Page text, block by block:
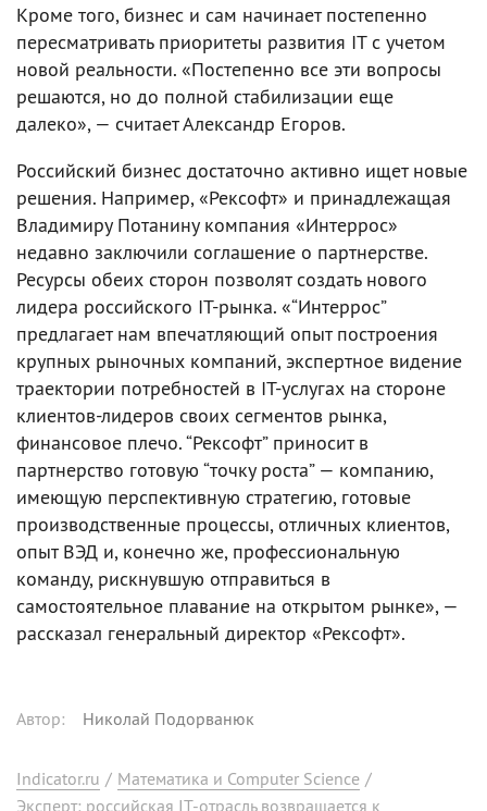
Кроме того, бизнес и сам начинает постепенно
пересматривать приоритеты развития IT с учетом
новой реальности. «Постепенно все эти вопросы
решаются, но до полной стабилизации еще
далеко», — считает Александр Егоров.
Российский бизнес достаточно активно ищет новые
решения. Например, «Рексофт» и принадлежащая
Владимиру Потанину компания «Интеррос»
недавно заключили соглашение о партнерстве.
Ресурсы обеих сторон позволят создать нового
лидера российского IT-рынка. «“Интеррос”
предлагает нам впечатляющий опыт построения
крупных рыночных компаний, экспертное видение
траектории потребностей в IT-услугах на стороне
клиентов-лидеров своих сегментов рынка,
финансовое плечо. “Рексофт” приносит в
партнерство готовую “точку роста” — компанию,
имеющую перспективную стратегию, готовые
производственные процессы, отличных клиентов,
опыт ВЭД и, конечно же, профессиональную
команду, рискнувшую отправиться в
самостоятельное плавание на открытом рынке», —
рассказал генеральный директор «Рексофт».
Автор: Николай Подорванюк
Indicator.ru / Математика и Computer Science /
Эксперт: российская IT-отрасль возвращается к